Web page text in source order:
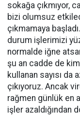
sokağa çıkmıyor,
bizi olumsuz
çıkmamaya
durum işlerimizi
normalde iğne
şu an cadde de
kullanan sayısı da
çıkıyoruz. Ancak
rağmen günlük en
işler azaldığından